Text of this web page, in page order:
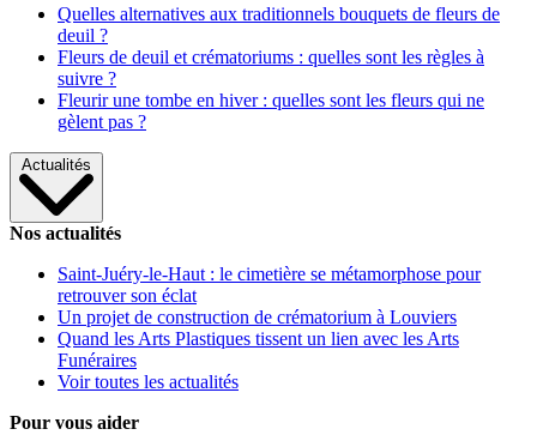
Quelles alternatives aux traditionnels bouquets de fleurs de
deuil ?
Fleurs de deuil et crématoriums : quelles sont les règles à
suivre ?
Fleurir une tombe en hiver : quelles sont les fleurs qui ne
gèlent pas ?
Actualités
Nos actualités
Saint-Juéry-le-Haut : le cimetière se métamorphose pour
retrouver son éclat
Un projet de construction de crématorium à Louviers
Quand les Arts Plastiques tissent un lien avec les Arts
Funéraires
Voir toutes les actualités
Pour vous aider